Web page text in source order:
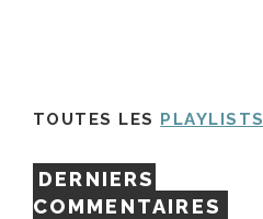
TOUTES LES PLAYLISTS
DERNIERS
COMMENTAIRES